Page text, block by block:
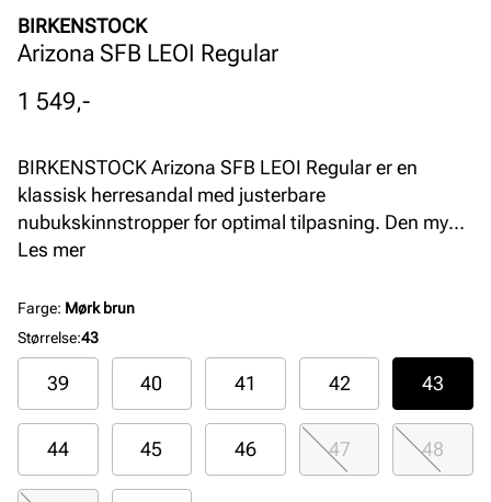
BIRKENSTOCK
Arizona SFB LEOI Regular
Pris
1 549,-
BIRKENSTOCK Arizona SFB LEOI Regular er en
klassisk herresandal med justerbare
nubukskinnstropper for optimal tilpasning. Den myke
skinninnersålen og ergonomiske fotsengen gir
Syntet/gummisålen sikrer godt grep og slitestyrke,
perfekt for hverdagsbruk. En pålitelig og tidløs
favoritt. Farge: Habana
Les mer
Farge: Mørk brun
Størrelse:43
39 40 41 42 43
44 45 46 47 48